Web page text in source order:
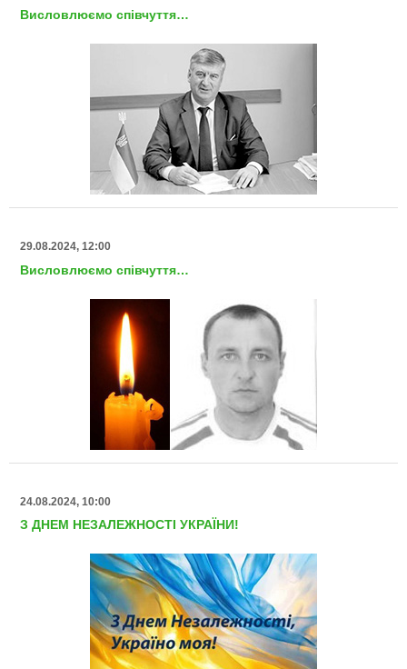
Висловлюємо співчуття…
29.08.2024, 12:00
Висловлюємо співчуття…
24.08.2024, 10:00
З ДНЕМ НЕЗАЛЕЖНОСТІ УКРАЇНИ!